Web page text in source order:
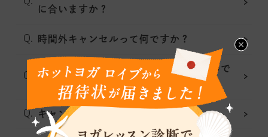
に合いますか？
時間外キャンセルって何ですか？
キャンセル待ち予約はどのようにするので
すか?
キャンセル料はかかりますか?